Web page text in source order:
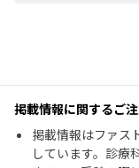
掲載情報に関するご
掲載情報はファス
しています。診療